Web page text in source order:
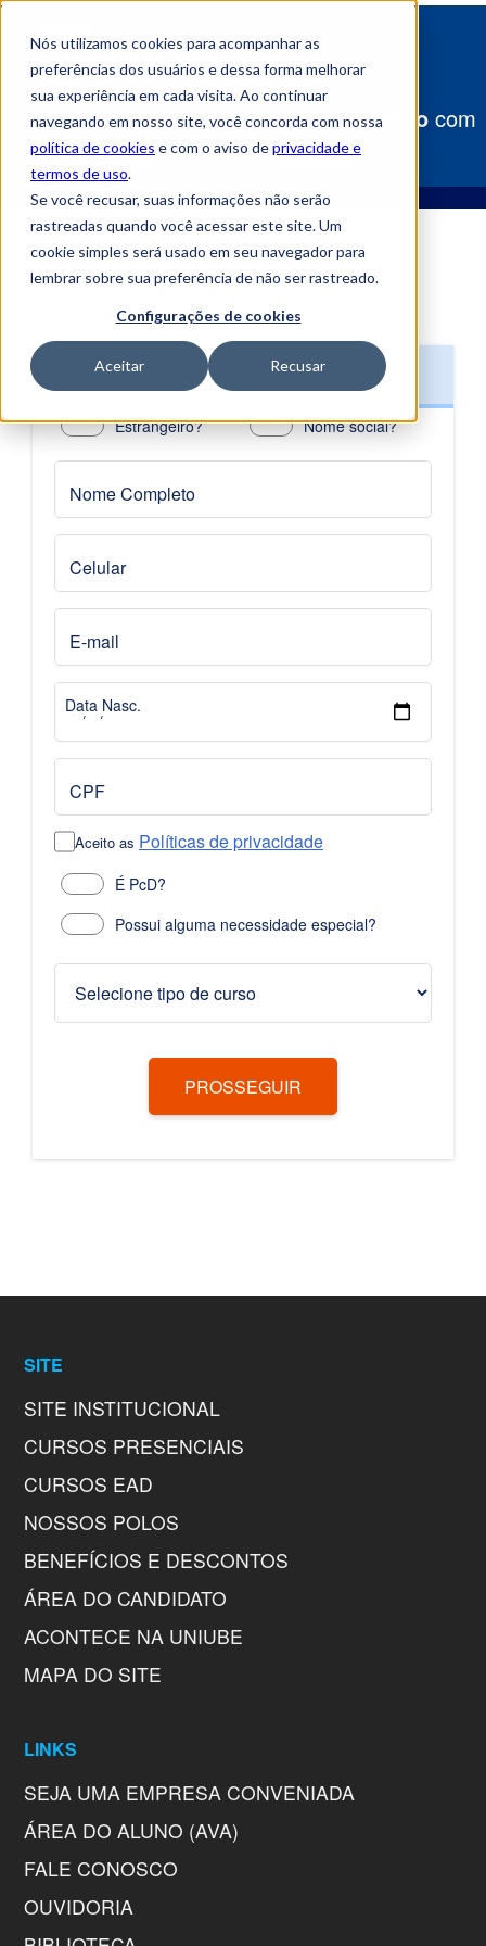
Nós utilizamos cookies para acompanhar as
preferências dos usuários e dessa forma melhorar
sua experiência em cada visita. Ao continuar
navegando em nosso site, você concorda com nossa
política de cookies e com o aviso deprivacidade e
termos de uso.
Se você recusar, suas informações não serão
rastreadas quando você acessar este site. Um
cookie simples será usado em seu navegador para
lembrar sobre sua preferência de não ser rastreado.
Configurações de cookies
Aceitar Recusar
Construaseu caminho para o sucesso com
a Uniube!
Presencial
Estrangeiro? Nome social?
Nome Completo
Celular
E-mail
Data Nasc.
CPF
Aceito as Políticas de privacidade
É PcD?
Possui alguma necessidade especial?
PROSSEGUIR
SITE
SITE INSTITUCIONAL
CURSOS PRESENCIAIS
CURSOS EAD
NOSSOS POLOS
BENEFÍCIOS E DESCONTOS
ÁREA DO CANDIDATO
ACONTECE NA UNIUBE
MAPA DO SITE
LINKS
SEJA UMA EMPRESA CONVENIADA
ÁREA DO ALUNO (AVA)
FALE CONOSCO
OUVIDORIA